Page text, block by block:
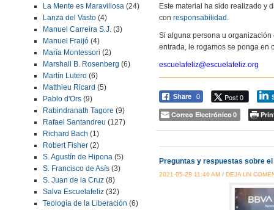
La Mente es Maravillosa (24)
Lanza del Vasto (4)
Manuel Carreira S.J. (3)
Manuel Fraijó (4)
María Montessori (2)
Marshall B. Rosenberg (6)
Martín Lutero (6)
Matthieu Ricard (5)
Pablo d'Ors (9)
Rabindranath Tagore (9)
Rafael Santandreu (127)
Richard Bach (1)
Robert Fisher (2)
S. Agustín de Hipona (5)
S. Francisco de Asís (3)
S. Juan de la Cruz (8)
Salva Escuelafeliz (32)
Teología de la Liberación (6)
Este material ha sido realizado y
con responsabilidad .
Si alguna persona u
entrada, le rogamos se ponga en
escuelafeliz@escuelafeliz.org
Share 0 Post 0
Correo Electrónico 0
Preguntas y respuestas sobre
2021-05-28 11:46 AM / DEJA UN